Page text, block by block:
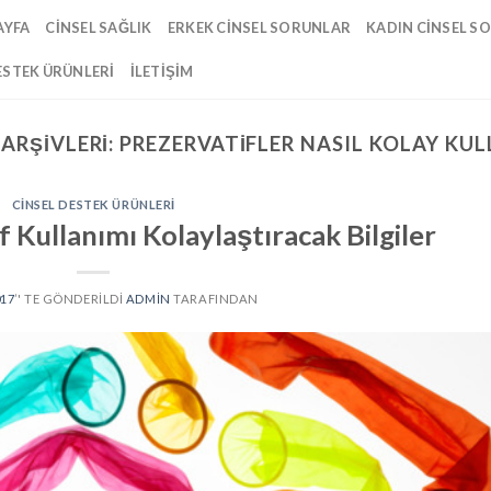
CINSEL SAĞLIK ERKEK CINSEL SORUNLAR KADIN CINSEL
ÜRÜNLERI İLETIŞIM
PREZERVATIFLER NASIL KOLAY
CINSEL DESTEK ÜRÜNLERI
Kolaylaştıracak Bilgiler
’' TE GÖNDERILDI ADMIN TARAFINDAN